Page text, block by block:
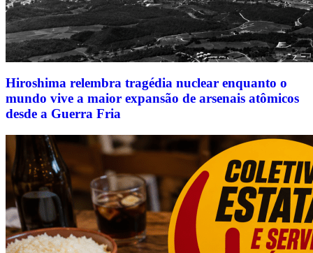
Hiroshima relembra tragédia nuclear enquanto o
mundo vive a maior expansão de arsenais atômicos
desde a Guerra Fria